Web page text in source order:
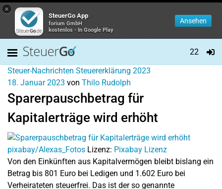
×
SteuerGo App
forium GmbH
kostenlos - In Google Play
Ansehen
22
Steuer-Nachrichten Steuererklärung 2023
18. Januar 2023 von Thilo Rudolph
Sparerpauschbetrag für
Kapitalerträge wird erhöht
pixabay/Alexas_Fotos Lizenz: Pixabay Lizenz
Von den Einkünften aus Kapitalvermögen bleibt bislang ein
Betrag bis 801 Euro bei Ledigen und 1.602 Euro bei
Verheirateten steuerfrei. Das ist der so genannte